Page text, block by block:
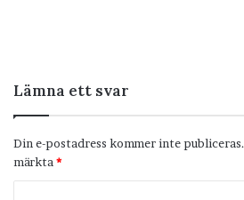
Lämna ett svar
Din e-postadress kommer inte publiceras.
märkta *